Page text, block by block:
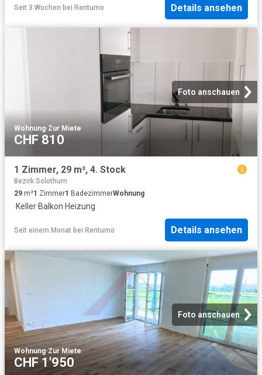
Seit 3 Wochen bei Rentumo Details ansehen
Foto anschauen
Wohnung·Zur Miete
CHF 810
1 Zimmer, 29 m², 4. Stock
Bezirk Solothurn
29 m²1 Zimmer1 BadezimmerWohnung
·Keller·Balkon·Heizung
Seit einem Monat bei Rentumo Details ansehen
Foto anschauen
Wohnung·Zur Miete
CHF 1'950